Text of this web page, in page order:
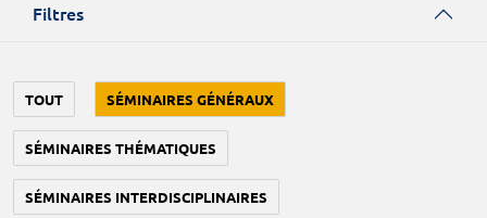
Filtres
TOUT SÉMINAIRES GÉNÉRAUX
SÉMINAIRES THÉMATIQUES
SÉMINAIRES INTERDISCIPLINAIRES